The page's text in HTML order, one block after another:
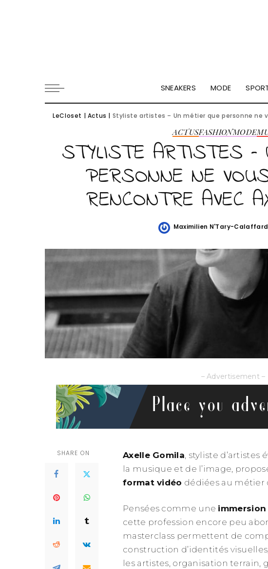
SNEAKERS MODE
LeCloset | Actus | Styliste artistes – Un métier que personne ne
ACTUSFASHIONMODE
STYLISTE ARTISTES –
PERSONNE NE
RENCONTRE AVEC
Posted
Maximilien N'Tary-Calaffard
– Advertisement –
SHARE ON Axelle Gomila , styliste
la musique et de l’image,
format vidéo dédiées au métier
Pensées comme une
cette profession encore peu
masterclass permettent de
construction d’identités
les artistes, organisation